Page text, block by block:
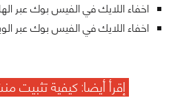
اخفاء اللايك في الفيس بوك عبر
اخفاء اللايك في الفيس بوك عبر
إقرأ أيضا:كيفية تثبيت